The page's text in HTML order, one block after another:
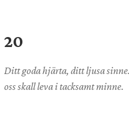
20
Ditt goda hjärta, ditt ljusa
oss skall leva i tacksamt minne.